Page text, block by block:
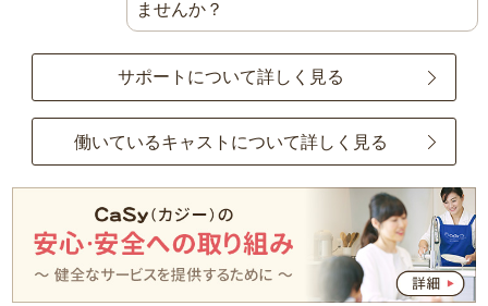
ませんか？
サポートについて詳しく見る
働いているキャストについて詳しく見る